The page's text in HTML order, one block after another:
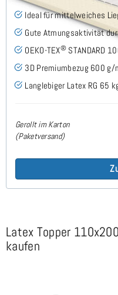
Ideal für mittelweiches
Gute Atmungsaktivität
OEKO-TEX® STANDARD
3D Premiumbezug 600 g/
Langlebiger Latex RG 65
Gerollt im Karton
(Paketversand)
Latex Topper
kaufen